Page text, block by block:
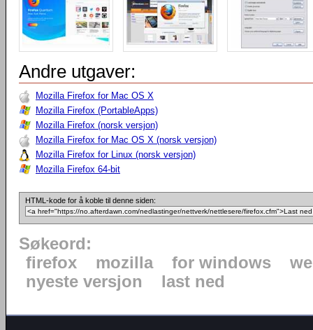
Andre utgaver:
Mozilla Firefox for Mac OS X
Mozilla Firefox (PortableApps)
Mozilla Firefox (norsk versjon)
Mozilla Firefox for Mac OS X (norsk versjon)
Mozilla Firefox for Linux (norsk versjon)
Mozilla Firefox 64-bit
HTML-kode for å koble til denne siden:
Søkeord:
firefox
mozilla for windows
nyeste versjon
last ned